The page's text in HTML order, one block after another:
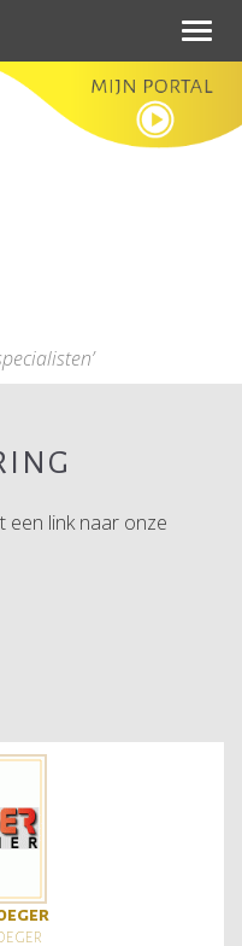
een link naar onze